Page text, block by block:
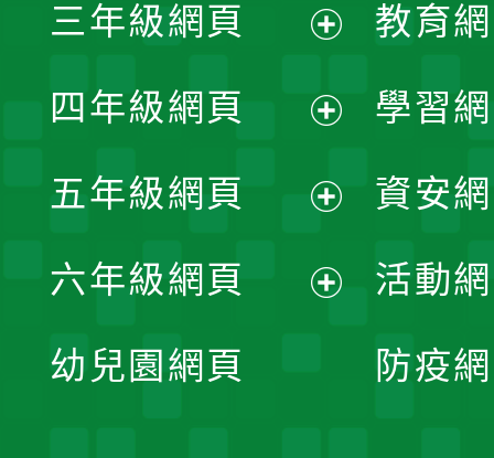
選
單
開
選
單
三年級網頁
開
選
單
四年級網頁
開
選
五年級網頁
開
六年級網頁
幼兒園網頁
教育
學習
資安
活動
防疫